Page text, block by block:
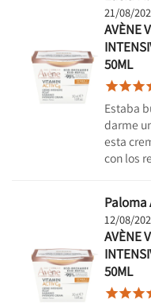
21/08/
AVÈNE
50ML

Estaba
darme
esta
con los
Paloma
12/08/
AVÈNE
50ML
